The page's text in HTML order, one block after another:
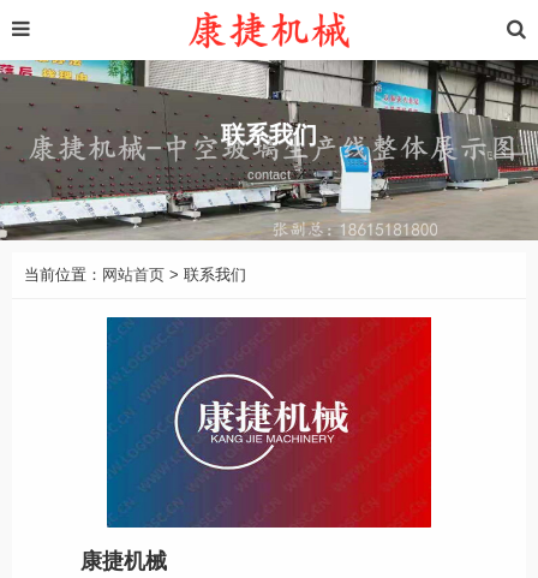
联系我们
contact
当前位置： 网站首页 > 联系我们
康捷机械